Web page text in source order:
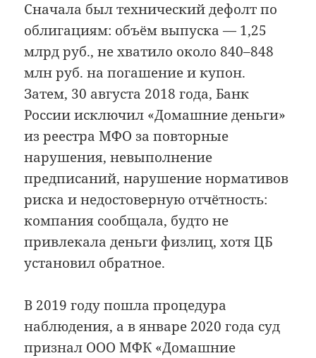
Сначала был технический дефолт по
облигациям: объём выпуска — 1,25
млрд руб., не хватило около 840–848
млн руб. на погашение и купон.
Затем, 30 августа 2018 года, Банк
России исключил «Домашние деньги»
из реестра МФО за повторные
нарушения, невыполнение
предписаний, нарушение нормативов
риска и недостоверную отчётность:
компания сообщала, будто не
привлекала деньги физлиц, хотя ЦБ
установил обратное.
В 2019 году пошла процедура
наблюдения, а в январе 2020 года суд
признал ООО МФК «Домашние